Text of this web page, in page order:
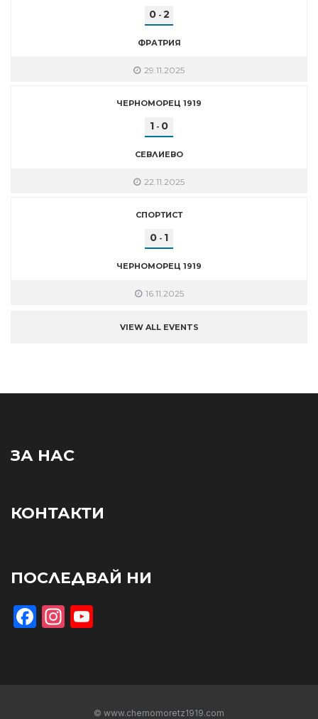
0- 2
ФРАТРИЯ
29.11.2025
ЧЕРНОМОРЕЦ 1919
1 - 0
СЕВЛИЕВО
22.11.2025
СПОРТИСТ
0 - 1
ЧЕРНОМОРЕЦ 1919
16.11.2025
VIEW ALL EVENTS
ЗА НАС
КОНТАКТИ
ПОСЛЕДВАЙ НИ
Facebook
Instagram
© www.chernomoretz1919.com